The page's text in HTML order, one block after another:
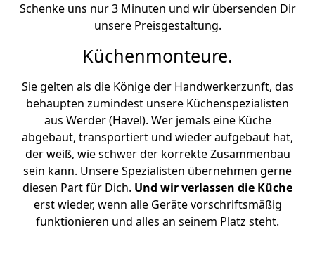
Schenke uns nur 3 Minuten und wir übersenden Dir
unsere Preisgestaltung.
Küchenmonteure.
Sie gelten als die Könige der Handwerkerzunft, das
behaupten zumindest unsere Küchenspezialisten
aus Werder (Havel). Wer jemals eine Küche
abgebaut, transportiert und wieder aufgebaut hat,
der weiß, wie schwer der korrekte Zusammenbau
sein kann. Unsere Spezialisten übernehmen gerne
diesen Part für Dich. Und wir verlassen die Küche
erst wieder, wenn alle Geräte vorschriftsmäßig
funktionieren und alles an seinem Platz steht.